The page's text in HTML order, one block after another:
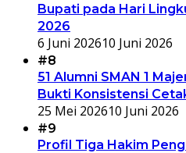
Bupati pada Hari
2026
6 Juni 202610 Juni 2026
#8
51 Alumni SMAN 1
Bukti Konsistensi
25 Mei 202610 Juni 2026
#9
Profil Tiga Hakim